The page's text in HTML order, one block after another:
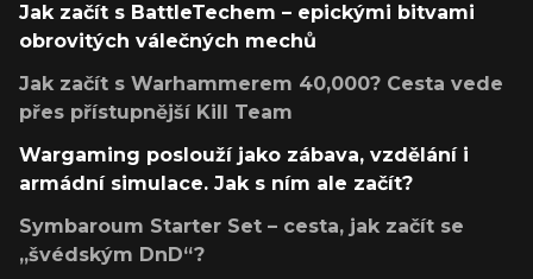
Jak začít s BattleTechem – epickými bitvami
obrovitých válečných mechů
Jak začít s Warhammerem 40,000? Cesta vede
přes přístupnější Kill Team
Wargaming poslouží jako zábava, vzdělání i
armádní simulace. Jak s ním ale začít?
Symbaroum Starter Set – cesta, jak začít se
„švédským DnD“?